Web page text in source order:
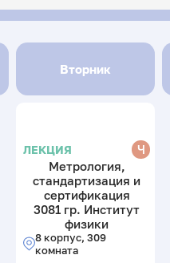
Вторник
ЛЕКЦИЯ
Ч
Метрология,
стандартизация и
сертификация
3081 гр. Институт
физики
8 корпус, 309
комната